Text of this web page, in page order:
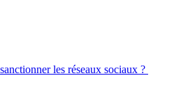
les réseaux sociaux ?